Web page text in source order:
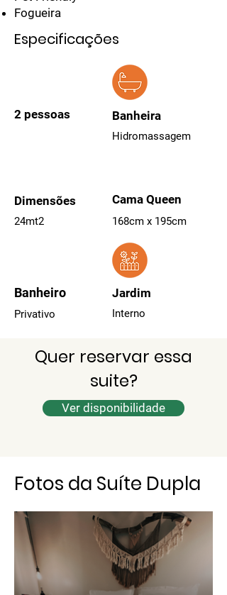
Fogueira
Especificações
2 pessoas Banheira
Hidromassagem
Dimensões
24mt2
Banheiro
Privativo
Cama Queen
168cm x 195cm
Jardim
Interno
Quer reservar essa
suite?
Ver disponibilidade
Fotos da Suíte Dupla